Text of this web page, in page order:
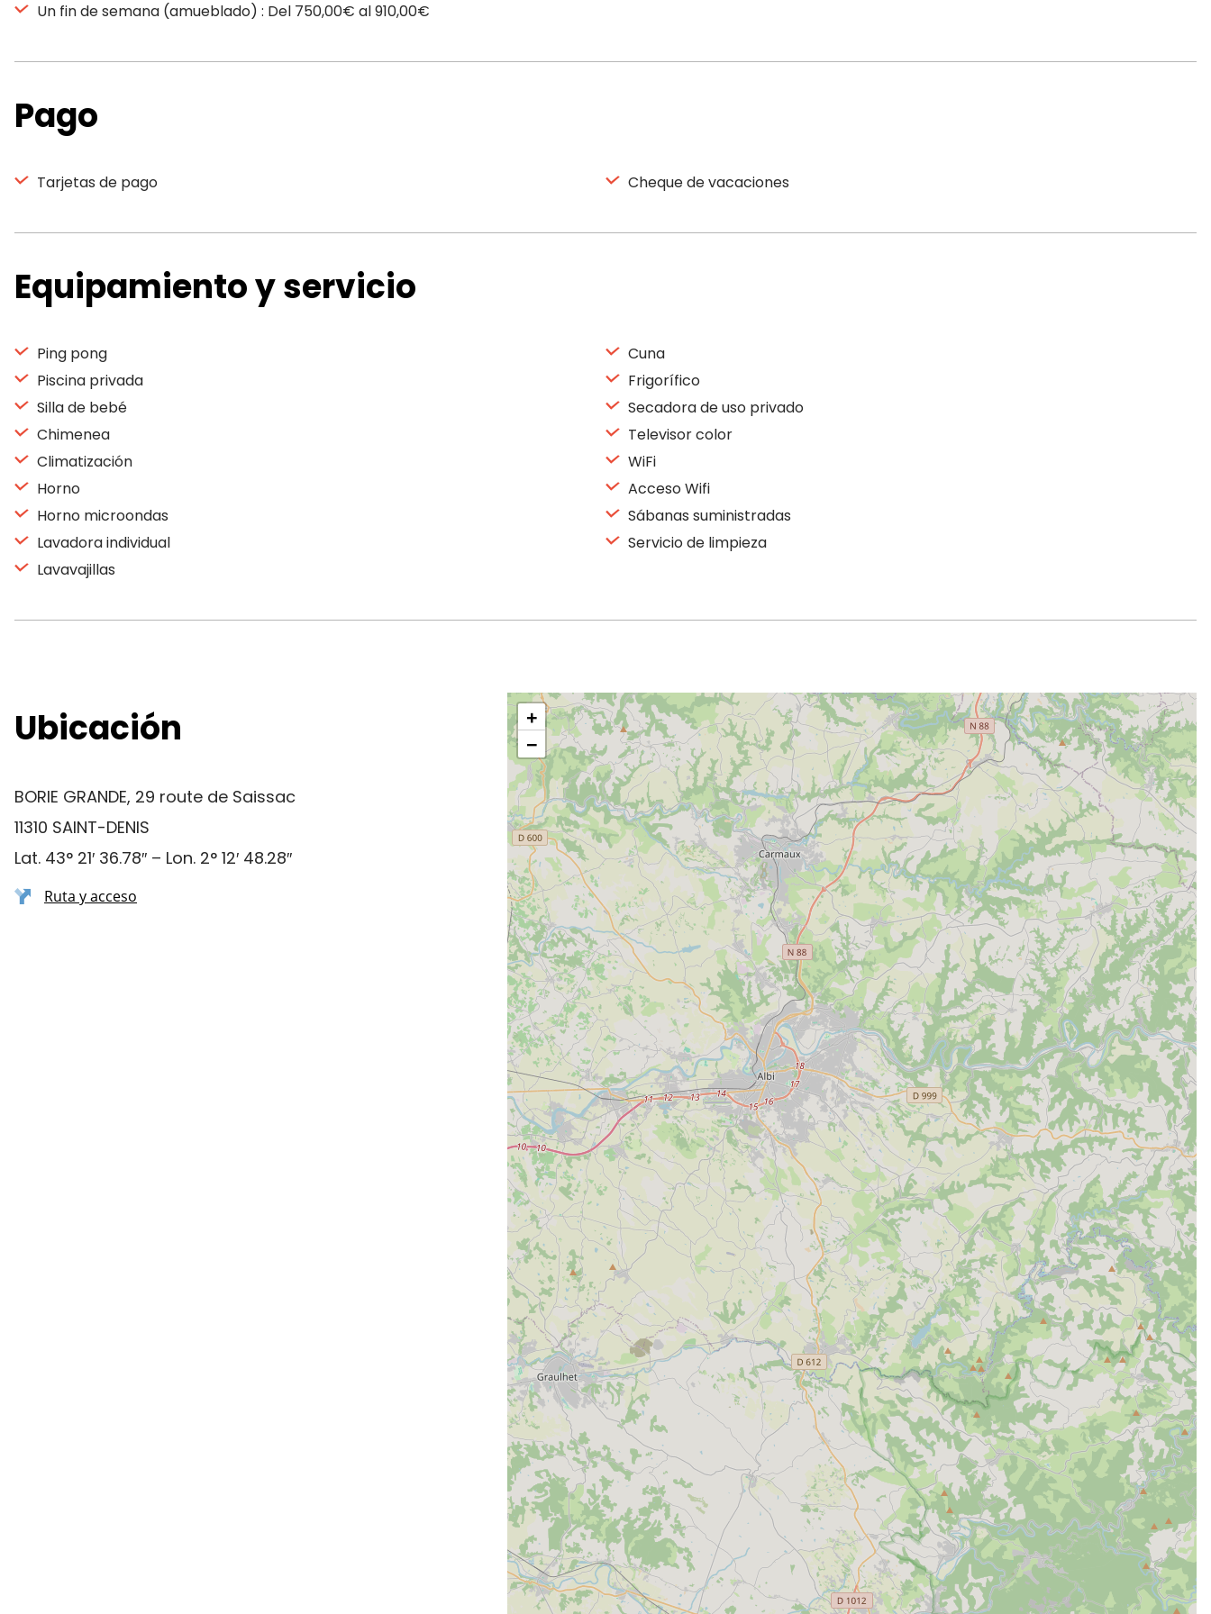
Un fin de semana (amueblado) : Del 750,00€ al 910,00€
Pago
Tarjetas de pago Cheque de vacaciones
Equipamiento y servicio
Ping pong
Piscina privada
Silla de bebé
Chimenea
Climatización
Horno
Horno microondas
Lavadora individual
Lavavajillas
Cuna
Frigorífico
Secadora de uso privado
Televisor color
WiFi
Acceso Wifi
Sábanas suministradas
Servicio de limpieza
Ubicación
BORIE GRANDE, 29 route de Saissac
11310 SAINT-DENIS
Lat. 43° 21′ 36.78″ – Lon. 2° 12′ 48.28″
Ruta y acceso
+
−